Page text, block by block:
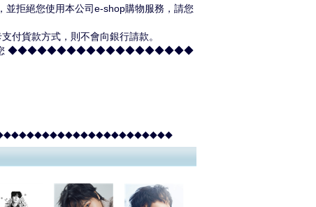
拒絕您使用本公司e-shop購物服務，請您
付貨款方式，則不會向銀行請款。
醒您 ◆◆◆◆◆◆◆◆◆◆◆◆◆◆◆◆◆◆◆